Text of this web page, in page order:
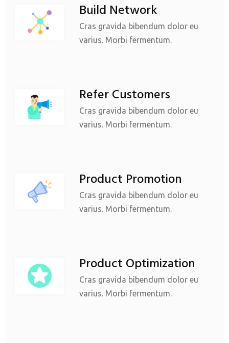
Build Network
Cras gravida bibendum dolor eu
varius. Morbi fermentum.
Refer Customers
Cras gravida bibendum dolor eu
varius. Morbi fermentum.
Product Promotion
Cras gravida bibendum dolor eu
varius. Morbi fermentum.
Product Optimization
Cras gravida bibendum dolor eu
varius. Morbi fermentum.